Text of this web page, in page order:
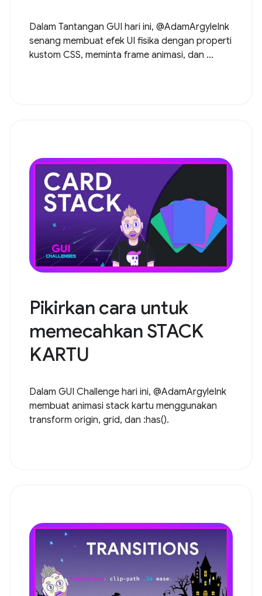
Dalam Tantangan GUI hari ini, @AdamArgyleInk
senang membuat efek UI fisika dengan properti
kustom CSS, meminta frame animasi, dan ...
Pikirkan cara untuk
memecahkan STACK
KARTU
Dalam GUI Challenge hari ini, @AdamArgyleInk
membuat animasi stack kartu menggunakan
transform origin, grid, dan :has().